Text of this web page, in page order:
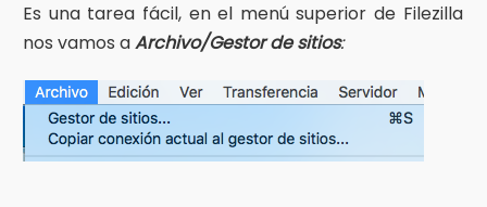
Es una tarea fácil, en el menú superior de Filezilla
nos vamos aArchivo/Gestor de sitios: